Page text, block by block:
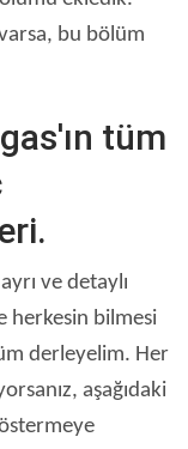
bu bölüm
tüm
ve detaylı
herkesin bilmesi
derleyelim. Her
aşağıdaki